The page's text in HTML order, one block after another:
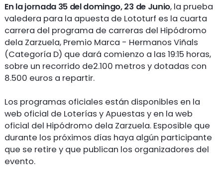
En la jornada 35 del domingo, 23 de Junio, la prueba
valedera para la apuesta de Lototurf es la cuarta
carrera del programa de carreras del Hipódromo
dela Zarzuela, Premio Marca - Hermanos Viñals
(Categoría D) que dará comienzo a las 19:15 horas,
sobre un recorrido de2.100 metros y dotadas con
8.500 euros a repartir.
Los programas oficiales están disponibles en la
web oficial de Loterías y Apuestas y en la web
oficial del Hipódromo dela Zarzuela. Esposible que
durante los próximos días haya algún participante
que se retire y que publican los organizadores del
evento.